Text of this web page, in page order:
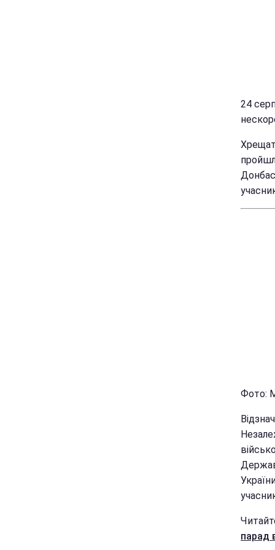
24
Фото:
парад